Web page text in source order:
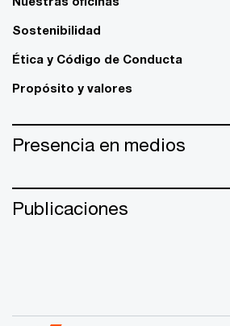
Sostenibilidad
Ética y Código de Conducta
Propósito y valores
Presencia en medios
Publicaciones